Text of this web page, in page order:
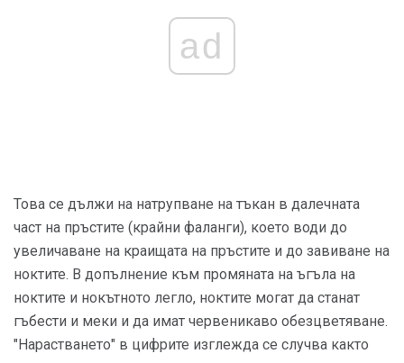
ad
Това се дължи на натрупване на тъкан в далечната
част на пръстите (крайни фаланги), което води до
увеличаване на краищата на пръстите и до завиване на
ноктите. В допълнение към промяната на ъгъла на
ноктите и нокътното легло, ноктите могат да станат
гъбести и меки и да имат червеникаво обезцветяване.
"Нарастването" в цифрите изглежда се случва както